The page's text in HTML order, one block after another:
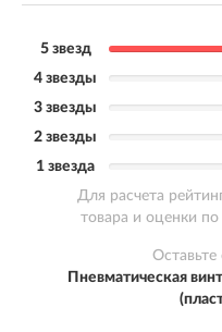
5 звезд
4 звезды
3 звезды
2 звезды
1 звезда
Для расчета
товара и оценки по
Оставьте
Пневматическая